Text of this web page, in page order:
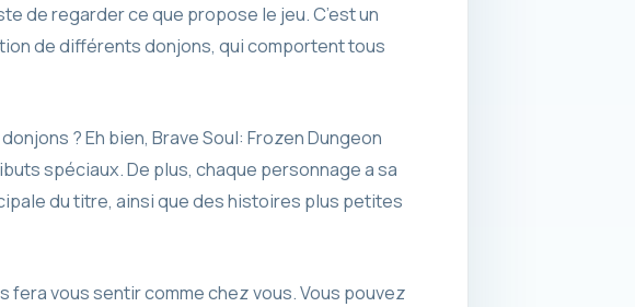
de regarder ce que propose le jeu. C’est un
de différents donjons, qui comportent tous
? Eh bien, Brave Soul: Frozen Dungeon
spéciaux. De plus, chaque personnage a sa
du titre, ainsi que des histoires plus petites
fera vous sentir comme chez vous. Vous pouvez